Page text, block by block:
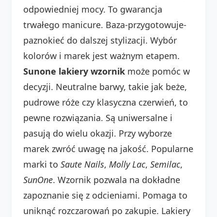
odpowiedniej mocy. To gwarancja
trwałego manicure. Baza-przygotowuje-
paznokieć do dalszej stylizacji. Wybór
kolorów i marek jest ważnym etapem.
Sunone lakiery wzornik może pomóc w
decyzji. Neutralne barwy, takie jak beże,
pudrowe róże czy klasyczna czerwień, to
pewne rozwiązania. Są uniwersalne i
pasują do wielu okazji. Przy wyborze
marek zwróć uwagę na jakość. Popularne
marki to Saute Nails, Molly Lac, Semilac,
SunOne. Wzornik pozwala na dokładne
zapoznanie się z odcieniami. Pomaga to
uniknąć rozczarowań po zakupie. Lakiery